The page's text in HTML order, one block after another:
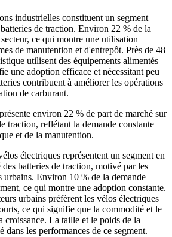
industrielles constituent un segment
de traction. Environ 22 % de la
ce qui montre une utilisation
de manutention et d'entrepôt. Près de 48
utilisent des équipements alimentés
une adoption efficace et nécessitant peu
contribuent à améliorer les opérations
de carburant.
environ 22 % de part de marché sur
traction, reflétant la demande constante
et de la manutention.
électriques représentent un segment en
batteries de traction, motivé par les
urbains. Environ 10 % de la demande
ce qui montre une adoption constante.
urbains préfèrent les vélos électriques
ce qui signifie que la commodité et le
croissance. La taille et le poids de la
dans les performances de ce segment.